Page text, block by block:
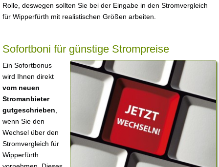
Rolle, deswegen sollten Sie bei der Eingabe in den Stromvergleich
für Wipperfürth mit realistischen Größen arbeiten.
Sofortboni für günstige Strompreise
Ein Sofortbonus
wird Ihnen direkt
vom neuen
Stromanbieter
gutgeschrieben
wenn Sie den
Wechsel über den
Stromvergleich für
Wipperfürth